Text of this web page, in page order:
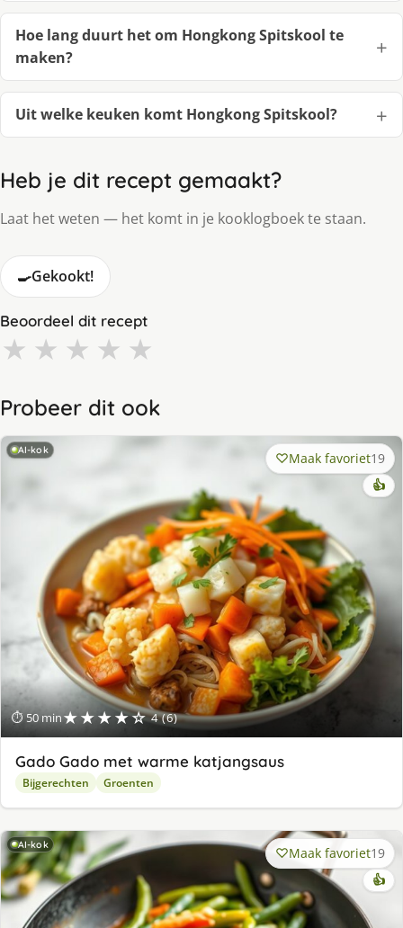
Hoe lang duurt het om Hongkong Spitskool te
maken?
Uit welke keuken komt Hongkong Spitskool?
Heb je dit recept gemaakt?
Laat het weten — het komt in je kooklogboek te staan.
🍳Gekookt!
Beoordeel dit recept
★ ★ ★ ★ ★
Probeer dit ook
AI-kok
⏱ 50 min★★★★☆ 4 (6)
Maak favoriet19
👍
Gado Gado met warme katjangsaus
Bijgerechten Groenten
AI-kok Maak favoriet19
👍